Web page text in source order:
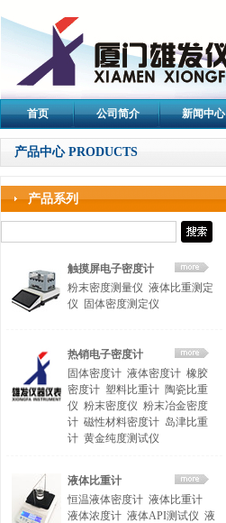
首页 公司简介 新闻中心
产品中心 PRODUCTS
产品系列
触摸屏电子密度计
粉末密度测量仪 液体比重测定
仪
固体密度测定仪
热销电子密度计
固体密度计 液体密度计 橡胶
密度计 塑料比重计 陶瓷比重
仪 粉末密度仪 粉末冶金密度
计 磁性材料密度计 岛津比重
计 黄金纯度测试仪
液体比重计
恒温液体密度计 液体比重计
液体浓度计 液体API测试仪 液